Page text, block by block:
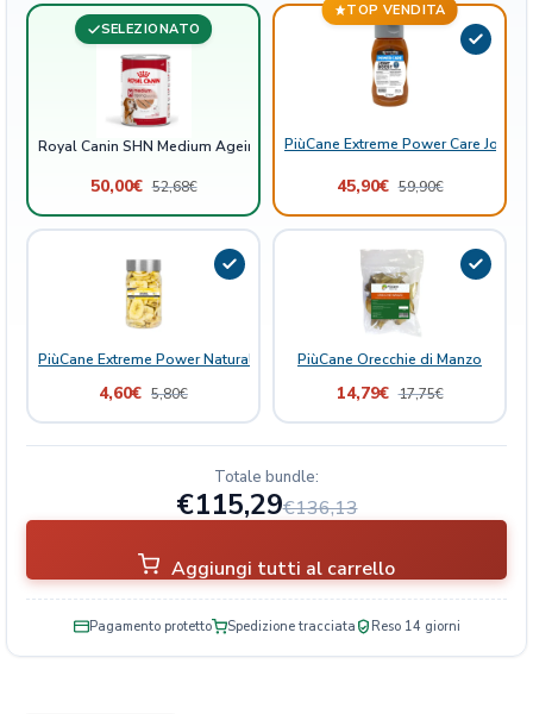
U
d
g
à
SELEZIONATO
Royal Canin SHN Medium Ageing Loaf Lattina Umido 410gr
50,00€ 52,68€
TOP VENDITA
PiùCane Extreme Power Care Joint
45,90€ 59,90€
PiùCane Extreme Power Natural Delights Banana
4,60€ 5,80€
PiùCane Orecchie di Manzo
14,79€ 17,75€
Totale bundle:
€115,29€136,13
Aggiungi tutti al carrello
Pagamento protetto Spedizione tracciata Reso 14 giorni